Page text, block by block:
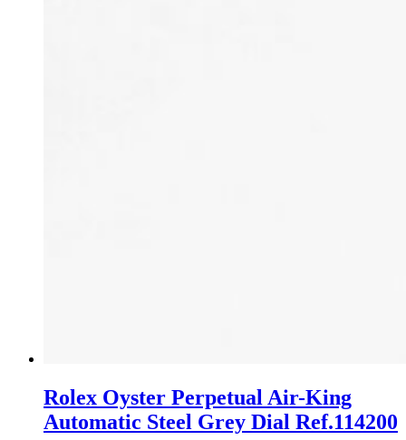
Rolex Oyster Perpetual Air-King
Automatic Steel Grey Dial Ref.114200